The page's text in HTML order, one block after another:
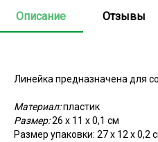
Описание Отзывы
Линейка предназначена для
Материал:пластик
Размер:26 х 11 х 0,1 см
Размер упаковки: 27 х 12 х 0,2